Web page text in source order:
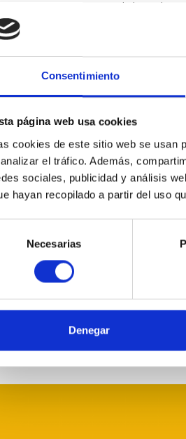
Consentimiento
página web usa cookies
cookies de este sitio web se usan
el tráfico. Además,
sociales, publicidad y análisis
hayan recopilado a partir del uso
Necesarias
Denegar
zela, adibidez Soto del Real.
Goia alkateari bide alternatibo
baina berak dio “osa
egon badaudelako.
arren, ikusteke dago ea
esan bezala, aurtengo Aste
hiriari buruz erabakitzeko
eta gehiengo politikoa
erabakitzeko eskubidea
baloratzeko